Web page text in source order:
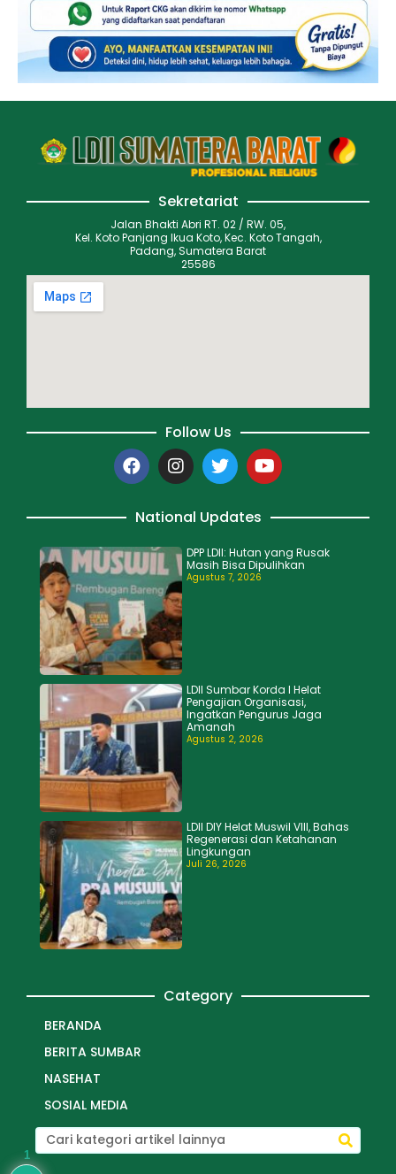
Sekretariat
Jalan Bhakti Abri RT. 02 / RW. 05,
Kel. Koto Panjang Ikua Koto, Kec. Koto Tangah,
Padang, Sumatera Barat
25586
Follow Us
National Updates
DPP LDII: Hutan yang Rusak
Masih Bisa Dipulihkan
Agustus 7, 2026
LDII Sumbar Korda I Helat
Pengajian Organisasi,
Ingatkan Pengurus Jaga
Amanah
Agustus 2, 2026
LDII DIY Helat Muswil VIII, Bahas
Regenerasi dan Ketahanan
Lingkungan
Juli 26, 2026
Category
BERANDA
BERITA SUMBAR
NASEHAT
SOSIAL MEDIA
1